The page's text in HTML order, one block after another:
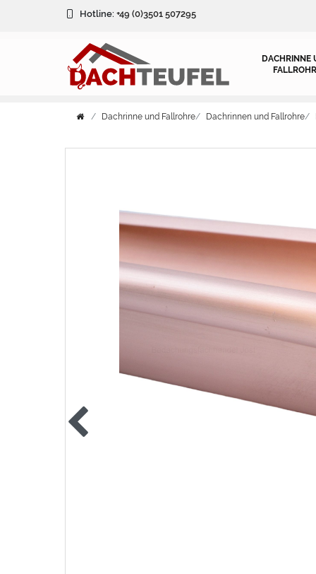
Hotline: +49 (0)3501 507295
DACHRINNE
Dachrinne und Fallrohre Dachrinnen und Fallrohre